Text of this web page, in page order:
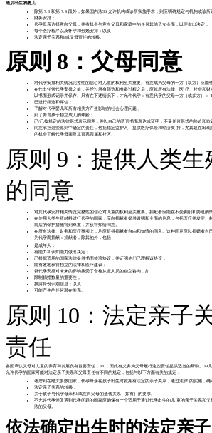
随后出生的婴儿
除第 7.3 和第 7.4 段外，如果国内法36 允许机构或诊所实施手术，则应明确规定与机构或诊所
财务安排；
代孕母亲选择意向父母，并有机会与意向父母和家庭中的任何其他子女会面，以便做出决定；
每个医疗程序以及怀孕和分娩安排；以及
法定亲子关系和/或父母责任的转移。
原则 8：父母同意
对代孕安排相关情况完整性的信心对儿童的权利至关重要。有意成为父母的一方（双方）应能
在作出任何代孕安排之前，并经过所有筛选和准备过程之后，应就所有法律、医 疗、社会和
以书面形式记录并保存。只有在下述情况下，才允许代孕：有意代孕的父母一方（或多方）： 1
已进行筛选和评估；
了解对代孕婴儿和所有相关方产生影响的社会心理问题；
到了养育孩子独立成人的年龄；
已/已按规定的法律形式表示同意，并以自己的语言书面表达或证明，不受任何形式的胁迫和欺
同意承担这些原则中确定的责任，包括指定监护人、提供医疗保险和经济支 持，尤其是在出
的机会了解代孕母亲及其直系亲属和社区。
原则 9：提供人类
的同意
对其代孕安排相关情况完整性的信心对儿童的权利至关重要。捐献者应能在不受剥削和胁迫的
在使用人类生殖材料进行代孕的国家，应向捐献者提供透明和全面的信息，包括医疗并发症、
前后的保护措施得到尊重，并获得知情同意。
在所有法律、财务和医疗事项上，均应征得捐献者自由和知情的同意。这种同意应以捐赠者自
为代孕而捐献：捐献者，除其他外，包括
是成年人；
有能力和认知能力做出决定；
已根据适用的国家法律提供书面签署协议，并证明他们已理解该协议；
能有效地获得独立的法律和医疗建议；
就代孕安排对未来的影响接受了合格从业人员的独立咨询，如
限制捐赠数量的重要性；
披露身份识别信息；以及
可能产生的任何潜在关系。
原则 10：法定亲子
责任
各国承认父母对儿童的养育和发展负有首要责任，38 ，因此有义务为父母履行这些责任提供适当的帮助。39
允许代孕的国家可能对法定亲子关系和父母责任有不同的规定，包括与以下方面有关的规定：
考虑到在绝大多数国家，代孕母亲在孩子出生时就拥有法定的亲子关系，通过法律 的实施，确
法定亲子关系的转移；
关于孩子与代孕母亲和/或意向父母的遗传关系（如有）的要求。
不允许代孕但又遇到代孕问题的国家应确保有一个适用于通过代孕出生的儿 童的亲子关系和
法的父母。
依法确定出生时的法定亲